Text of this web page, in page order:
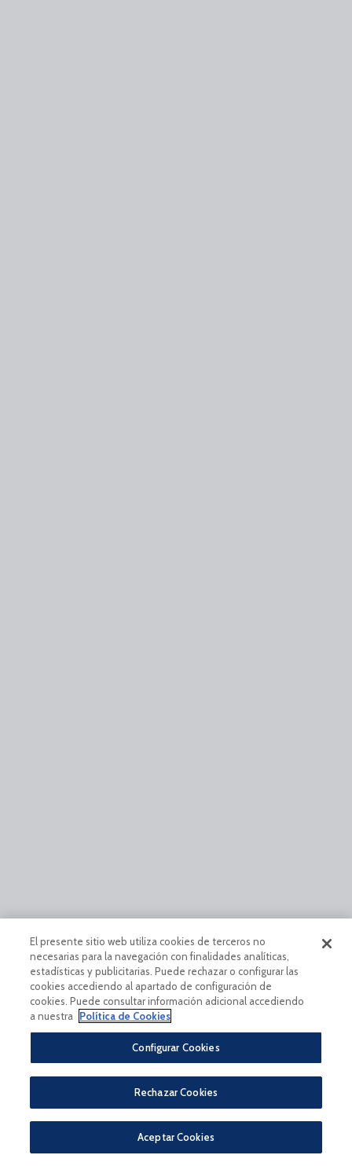
El presente sitio web utiliza cookies de terceros no
necesarias para la navegación con finalidades analíticas,
estadísticas y publicitarias. Puede rechazar o configurar las
cookies accediendo al apartado de configuración de
cookies. Puede consultar información adicional accediendo
a nuestra
Política de Cookies
Configurar Cookies
Rechazar Cookies
Aceptar Cookies